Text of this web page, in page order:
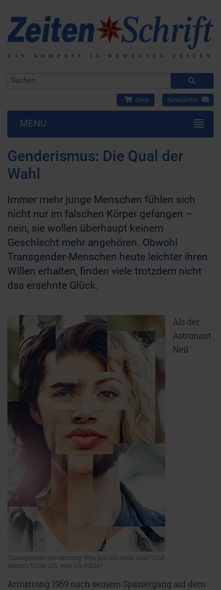
Shop Newsletter
MENU
Genderismus: Die Qual der
Wahl
Immer mehr junge Menschen fühlen sich
nicht nur im falschen Körper gefangen –
nein, sie wollen überhaupt keinem
Geschlecht mehr angehören. Obwohl
Transgender-Menschen heute leichter ihren
Willen erhalten, finden viele trotzdem nicht
das ersehnte Glück.
Transgender-Verwirrung: Was bin ich denn nun? Und
warum fühle ich, was ich fühle?
Als der
Astronaut
Neil
Armstrong 1969 nach seinem Spaziergang auf dem